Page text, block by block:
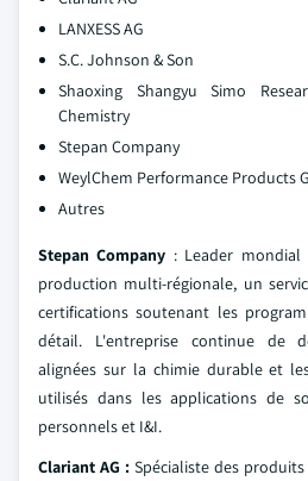
LANXESS AG
S.C. Johnson & Son
Shaoxing Shangyu Simo
Chemistry
Stepan Company
WeylChem Performance Products
Autres
Stepan Company : Leader mondial
production multi-régionale, un
certifications soutenant les
détail. L'entreprise continue de
alignées sur la chimie durable et
utilisés dans les applications de
personnels et I&I.
Clariant AG : Spécialiste des